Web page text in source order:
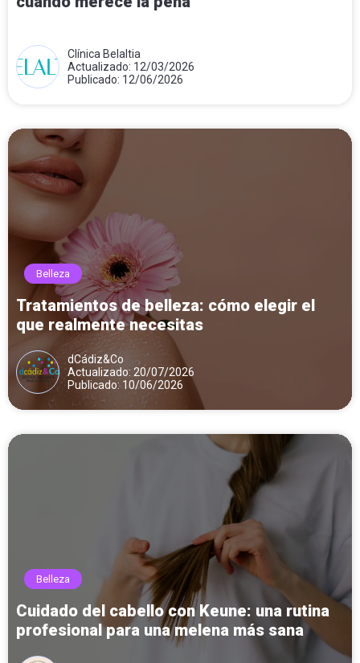
Clínica Belaltia
Actualizado: 12/03/2026
Publicado: 12/06/2026
Belleza
Tratamientos de belleza: cómo elegir el
que realmente necesitas
dCádiz&Co
Actualizado: 20/07/2026
Publicado: 10/06/2026
Belleza
Cuidado del cabello con Keune: una rutina
profesional para una melena más sana